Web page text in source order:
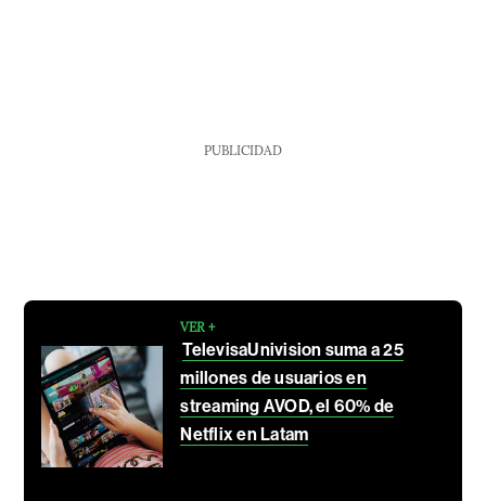
PUBLICIDAD
VER +
TelevisaUnivision suma a 25
millones de usuarios en
streaming AVOD, el 60% de
Netflix en Latam